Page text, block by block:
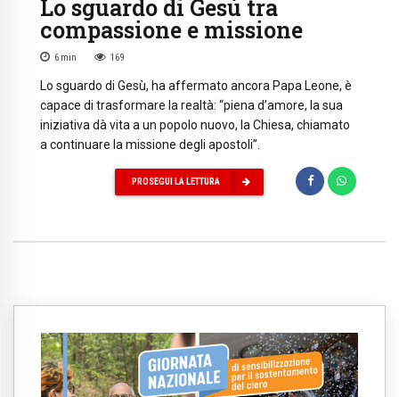
Lo sguardo di Gesù tra
compassione e missione
6 min 169
Lo sguardo di Gesù, ha affermato ancora Papa Leone, è
capace di trasformare la realtà: “piena d’amore, la sua
iniziativa dà vita a un popolo nuovo, la Chiesa, chiamato
a continuare la missione degli apostoli”.
PROSEGUI LA LETTURA